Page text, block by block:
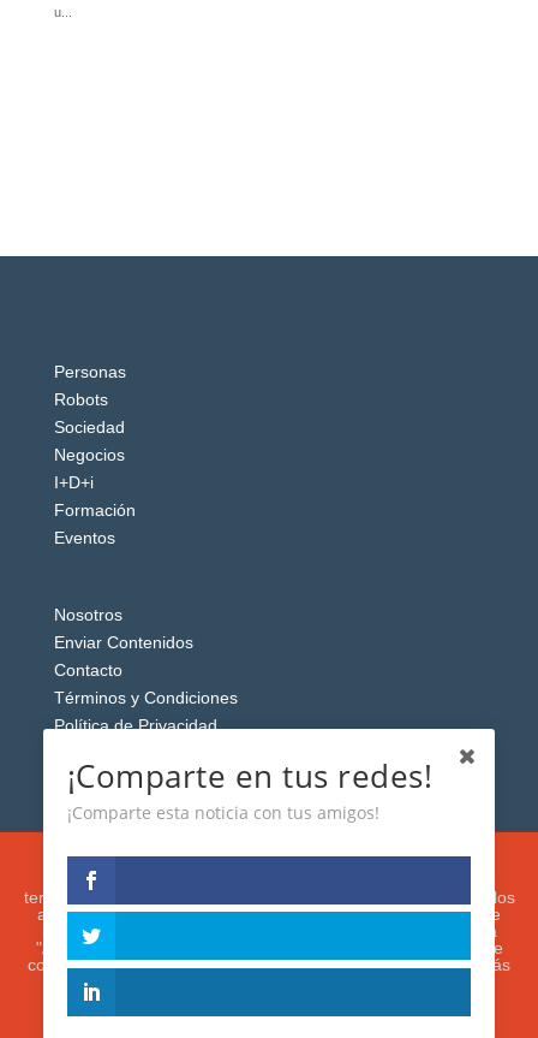
Personas
Robots
Sociedad
Negocios
I+D+i
Formación
Eventos
Nosotros
Enviar Contenidos
Contacto
Términos y Condiciones
Política de Privacidad
reservados.
Esta web usa cookies analíticas y publicitarias (propias y de
terceros) para analizar el tráfico y personalizar el contenido y los
anuncios que le mostremos de acuerdo con su navegación e
intereses, buscando así mejorar su experiencia. Si presiona
"Aceptar" o continúa navegando, acepta su utilización. Puede
configurar o rechazar su uso presionando "Configuración". Más
¡Comparte en tus redes!
¡Comparte esta noticia con tus amigos!